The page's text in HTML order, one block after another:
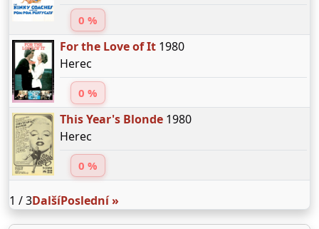
0 %
For the Love of It1980
Herec
0 %
This Year's Blonde1980
Herec
0 %
1 / 3DalšíPoslední »